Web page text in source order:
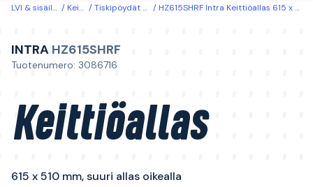
LVI & sisäilma Keittiö Tiskipöydät & -altaat HZ615SHRF Intra Keittiöallas 615 x 510 mm, suuri allas oikealla
INTRA HZ615SHRF
Tuotenumero: 3086716
Keittiöallas
615 x 510 mm, suuri allas oikealla